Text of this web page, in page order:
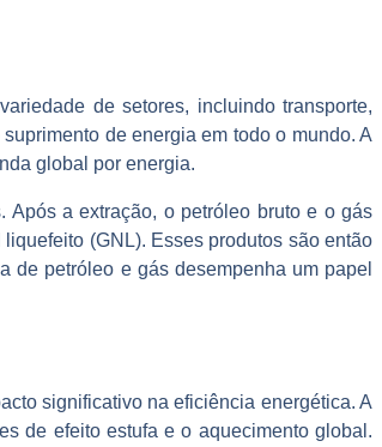
de setores, incluindo transporte,
de energia em todo o mundo. A
global por energia.
Após a extração, o petróleo bruto e o gás
(GNL). Esses produtos são então
de petróleo e gás desempenha um papel
significativo na eficiência energética. A
de efeito estufa e o aquecimento global.